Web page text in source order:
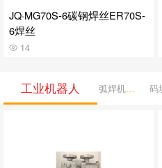
JQ·MG70S-6碳钢焊丝ER70S-
6焊丝
14
工业机器人 弧焊机器人